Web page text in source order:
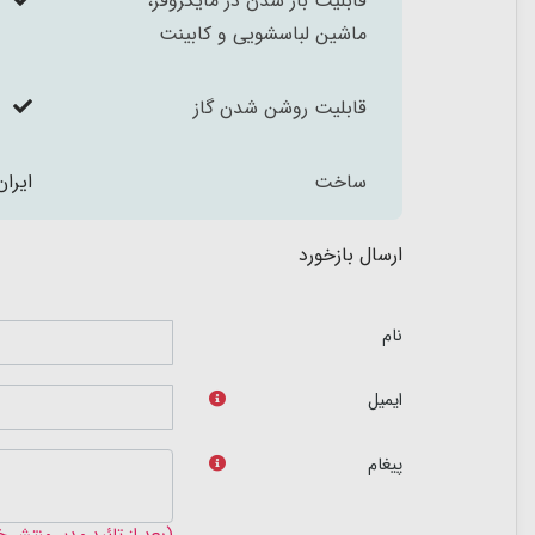
ماشین لباسشویی و کابینت
قابلیت روشن شدن گاز
ساخت
ارسال بازخورد
نام
ایمیل
پیغام